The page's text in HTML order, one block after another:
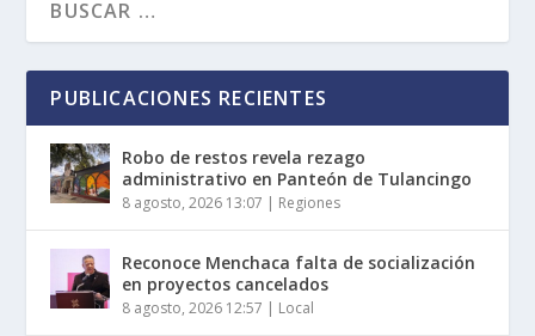
PUBLICACIONES RECIENTES
Robo de restos revela rezago
administrativo en Panteón de Tulancingo
8 agosto, 2026 13:07 | Regiones
Reconoce Menchaca falta de socialización
en proyectos cancelados
8 agosto, 2026 12:57 | Local